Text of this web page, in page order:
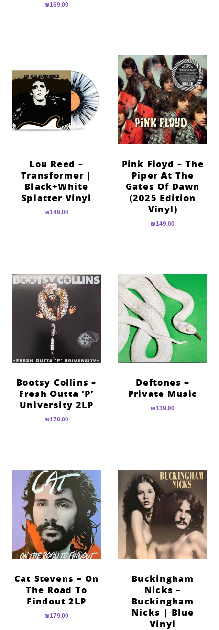
₪169.00
Pink Floyd – The
Piper At The
Gates Of Dawn
(2025 Edition
Vinyl)
₪149.00
Lou Reed –
Transformer |
Black+White
Splatter Vinyl
₪149.00
Deftones –
Private Music
₪139.00
Bootsy Collins –
Fresh Outta ‘P’
University 2LP
₪179.00
Buckingham
Nicks –
Buckingham
Nicks | Blue
Vinyl
Cat Stevens – On
The Road To
Findout 2LP
₪179.00